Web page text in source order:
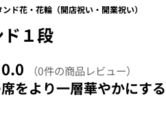
ド花・花輪（開店祝い・開業祝い）
１段
（0件の商品レビュー）
をより一層華やかにす